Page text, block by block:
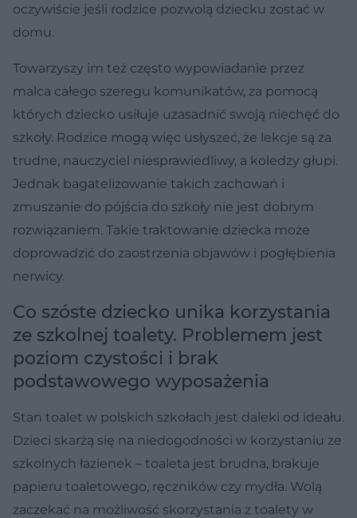
oczywiście jeśli rodzice pozwolą dziecku zostać w
domu.
Towarzyszy im też często wypowiadanie przez
malca całego szeregu komunikatów, za pomocą
których dziecko usiłuje uzasadnić swoją niechęć do
szkoły. Rodzice mogą więc usłyszeć, że lekcje są za
trudne, nauczyciel niesprawiedliwy, a koledzy głupi.
Jednak bagatelizowanie takich zachowań i
zmuszanie do pójścia do szkoły nie jest dobrym
rozwiązaniem. Takie traktowanie dziecka może
doprowadzić do zaostrzenia objawów i pogłębienia
nerwicy.
Co szóste dziecko unika korzystania
ze szkolnej toalety. Problemem jest
poziom czystości i brak
podstawowego wyposażenia
Stan toalet w polskich szkołach jest daleki od ideału.
Dzieci skarżą się na niedogodności w korzystaniu ze
szkolnych łazienek – toaleta jest brudna, brakuje
papieru toaletowego, ręczników czy mydła. Wolą
zaczekać na możliwość skorzystania z toalety w